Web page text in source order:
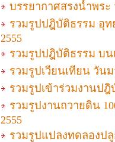
บรรยากาศสรงน้ำพร
รวมรูปปฎิบัติธรรม อุท
2555
รวมรูปปฎิบัติธรรม บน
รวมรูปเวียนเทียน วั
รวมรูปเข้าร่วมงานป
รวมรูปงานถวายดิน
2555
รวมรูปแปลงทดลองป